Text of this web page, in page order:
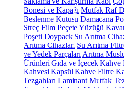
Bonesi ve Kapağı Mutfak Raf
Beslenme Kutusu Damacana
Streç Film Peçete Yüzüğü
Poşeti Doypack Su Arıtma
Arıtma Cihazları Su Arıtma
ve Yedek Parçaları Arıtma
Ürünleri Gıda ve İçecek Kahve
Kahvesi Kapsül Kahve Filtre
Tezgahları Laminant Mutfak